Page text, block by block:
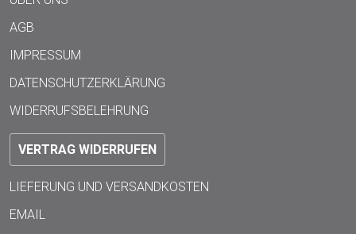
AGB
IMPRESSUM
DATENSCHUTZERKLÄRUNG
WIDERRUFSBELEHRUNG
VERTRAG WIDERRUFEN
LIEFERUNG UND VERSANDKOSTEN
EMAIL